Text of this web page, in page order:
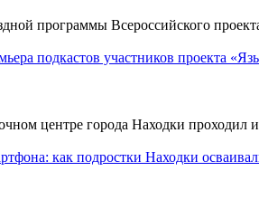
программы Всероссийского
подкастов участников проекта
центре города Находки проходил
как подростки Находки